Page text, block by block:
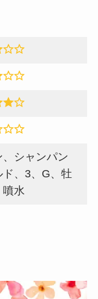
、シャンパン
ド、3、G、牡
噴水